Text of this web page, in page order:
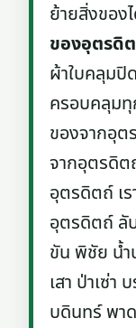
ย้ายสิ่งของ
ของอุตรดิ
ผ้าใบคลุมปิ
ครอบคลุม
ของจากอุ
จากอุตรดิต
อุตรดิตถ์ เร
อุตรดิตถ์ ลั
ขัน พิชัย น้ำ
เสา ป่าเซ่า
บดินทร์ พา